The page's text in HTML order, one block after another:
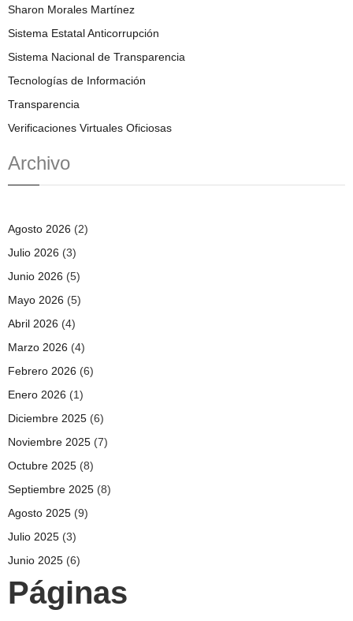
Sharon Morales Martínez
Sistema Estatal Anticorrupción
Sistema Nacional de Transparencia
Tecnologías de Información
Transparencia
Verificaciones Virtuales Oficiosas
Archivo
Agosto 2026 (2)
Julio 2026 (3)
Junio 2026 (5)
Mayo 2026 (5)
Abril 2026 (4)
Marzo 2026 (4)
Febrero 2026 (6)
Enero 2026 (1)
Diciembre 2025 (6)
Noviembre 2025 (7)
Octubre 2025 (8)
Septiembre 2025 (8)
Agosto 2025 (9)
Julio 2025 (3)
Junio 2025 (6)
Páginas